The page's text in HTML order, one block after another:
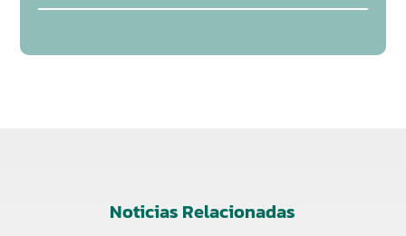
Noticias Relacionadas